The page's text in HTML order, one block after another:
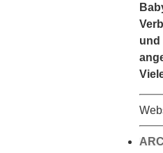
und